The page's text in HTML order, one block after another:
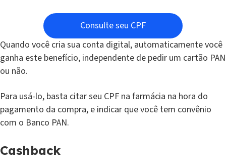
Consulte seu CPF
Quando você cria sua conta digital, automaticamente você
ganha este benefício, independente de pedir um cartão PAN
ou não.
Para usá-lo, basta citar seu CPF na farmácia na hora do
pagamento da compra, e indicar que você tem convênio
com o Banco PAN.
Cashback